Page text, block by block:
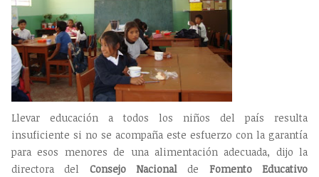
Llevar educación a todos los niños del país resulta
insuficiente si no se acompaña este esfuerzo con la garantía
para esos menores de una alimentación adecuada, dijo la
directora del Consejo Nacional de Fomento
Educativo